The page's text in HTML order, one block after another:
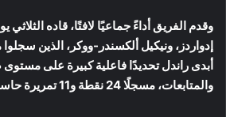
وقدم الفريق أداءً جماعيًا لافتًا، قاده الثلاثي
أبدى راندل تحديدًا فاعلية كبيرة على
والمتابعات، مسجلًا 24 نقطة و11 تمريرة حاسمة و7 متابعات.